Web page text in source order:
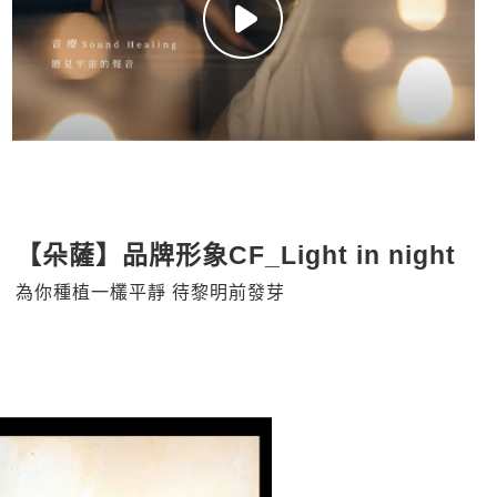
【朵薩】品牌形象CF_Light in night
為你種植一欉平靜 待黎明前發芽